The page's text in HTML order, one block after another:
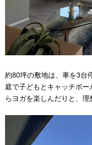
約80坪の敷地は、車を3台
庭で子どもとキャッチボ
らヨガを楽しんだりと、